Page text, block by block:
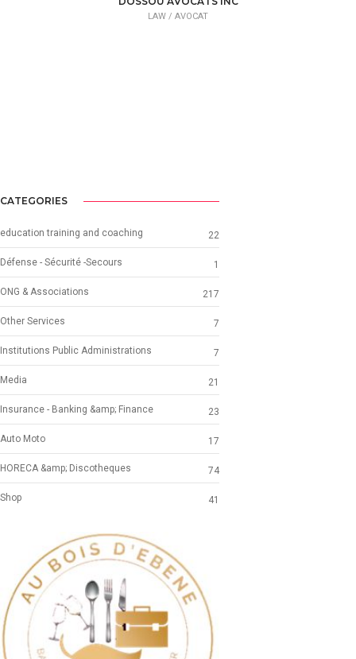
LAW / AVOCAT
CATEGORIES
education training and coaching 22
Défense - Sécurité -Secours 1
ONG & Associations 217
Other Services 7
Institutions Public Administrations 7
Media 21
Insurance - Banking &amp; Finance 23
Auto Moto 17
HORECA &amp; Discotheques 74
Shop 41
Previous Next